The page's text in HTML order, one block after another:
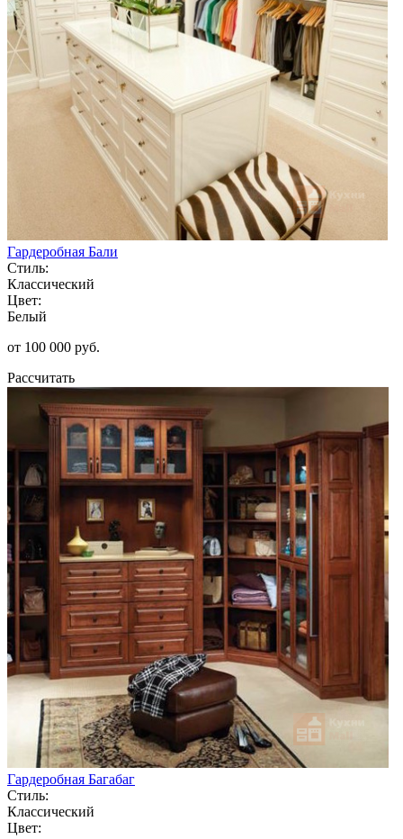
Гардеробная Бали
Стиль:
Классический
Цвет:
Белый
от 100 000 руб.
Рассчитать
Гардеробная Багабаг
Стиль:
Классический
Цвет: